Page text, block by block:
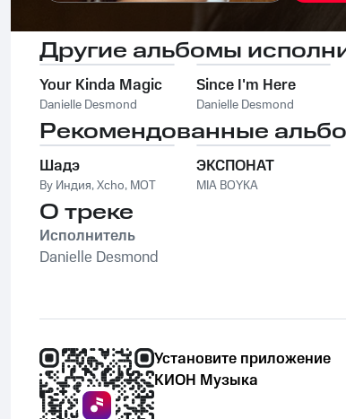
Другие альбомы
Your Kinda Magic
Danielle Desmond
Since I'm Here
Danielle Desmond
Рекомендованные
Шадэ
By Индия,Xcho, MOT
ЭКСПОНАТ
MIA BOYKA
О треке
Исполнитель
Danielle Desmond
Установите приложение
КИОН Музыка